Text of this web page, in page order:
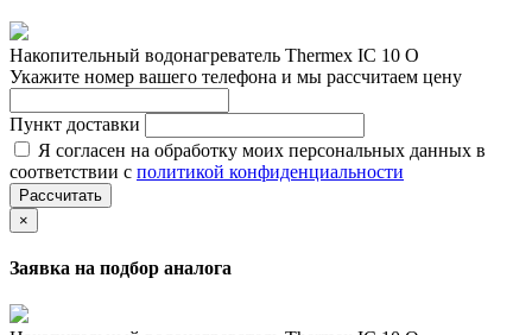
Накопительный водонагреватель Thermex IC 10 O
Укажите номер вашего телефона и мы рассчитаем цену
Пункт доставки
Я согласен на обработку моих персональных данных в
соответствии с политикой конфиденциальности
Рассчитать
×
Заявка на подбор аналога